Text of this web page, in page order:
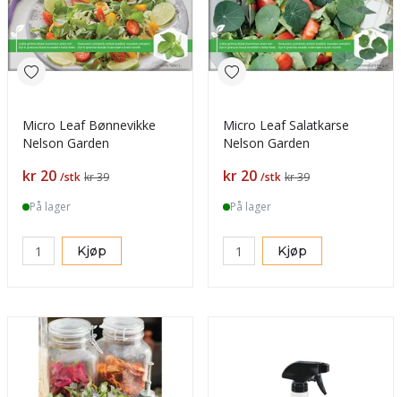
Micro Leaf Bønnevikke
Nelson Garden
Pris
kr 20 /stk kr 39
På lager
Kjøp
Micro Leaf Salatkarse
Nelson Garden
Pris
kr 20 /stk kr 39
På lager
Kjøp